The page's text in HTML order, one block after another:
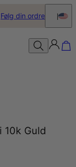
Følg din ordre
10k Guld